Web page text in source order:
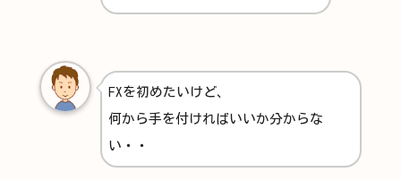
FXを初めたいけど、
何から手を付ければいいか分からな
い・・